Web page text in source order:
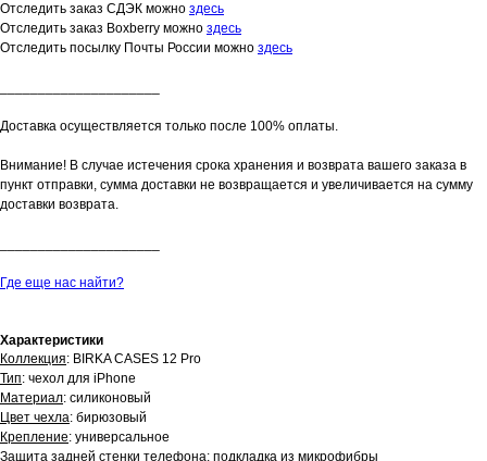
Отследить заказ СДЭК можно здесь
Отследить заказ Boxberry можно здесь
Отследить посылку Почты России можно здесь
Доставка осуществляется только после 100% оплаты.
Внимание! В случае истечения срока хранения и возврата вашего заказа в
пункт отправки, сумма доставки не возвращается и увеличивается на сумму
доставки возврата.
Где еще нас найти?
Характеристики
Коллекция: BIRKA CASES 12 Pro
Тип: чехол для iPhone
Материал: силиконовый
Цвет чехла: бирюзовый
Крепление: универсальное
Защита задней стенки телефона: подкладка из микрофибры